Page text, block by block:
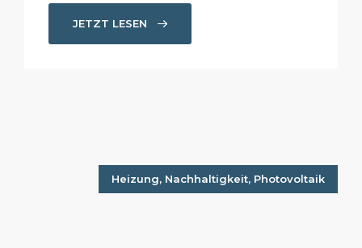
JETZT LESEN
Heizung, Nachhaltigkeit, Photovoltaik